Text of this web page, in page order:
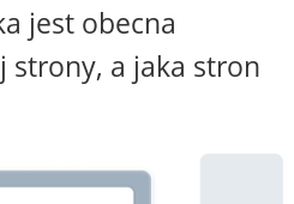
jest obecna
strony, a jaka stron